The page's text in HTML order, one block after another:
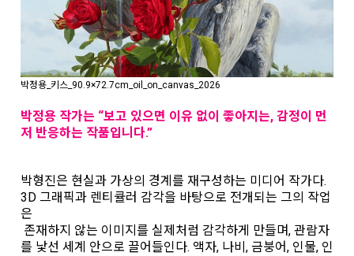
박정용_키스_90.9×72.7cm_oil_on_canvas_2026
박정용 작가는 “보고 있으면 이유 없이 좋아지는, 감정이 먼
저 반응하는 작품입니다.”
박형진은 현실과 가상의 경계를 재구성하는 미디어 작가다.
3D 그래픽과 렌티큘러 감각을 바탕으로 전개되는 그의 작업
은
존재하지 않는 이미지를 실제처럼 감각하게 만들며, 관람자
를 낯선 세계 안으로 끌어들인다. 액자, 나비, 금붕어, 인물, 인